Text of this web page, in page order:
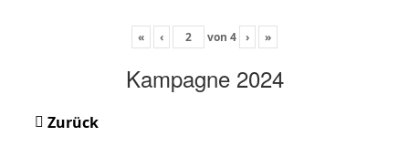
« ‹ von 4 › »
Kampagne 2024
Zurück